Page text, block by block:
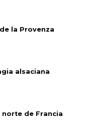
la Provenza
alsaciana
de Francia